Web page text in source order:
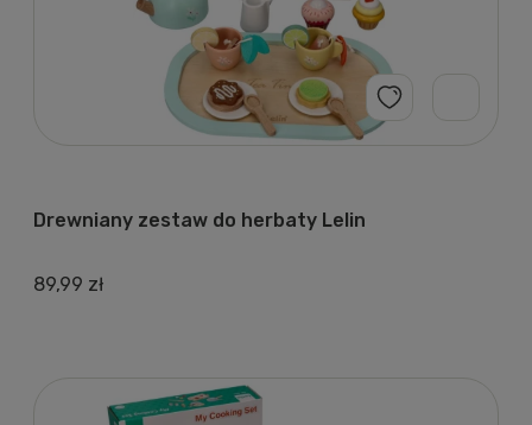
Drewniany zestaw do herbaty Lelin
89,99 zł